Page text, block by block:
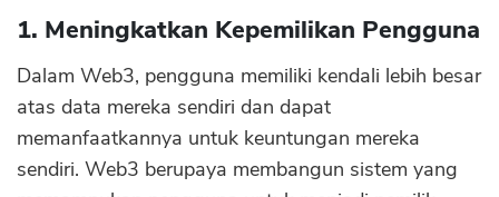
1. Meningkatkan Kepemilikan Pengguna
Dalam Web3, pengguna memiliki kendali lebih besar
atas data mereka sendiri dan dapat
memanfaatkannya untuk keuntungan mereka
sendiri. Web3 berupaya membangun sistem yang